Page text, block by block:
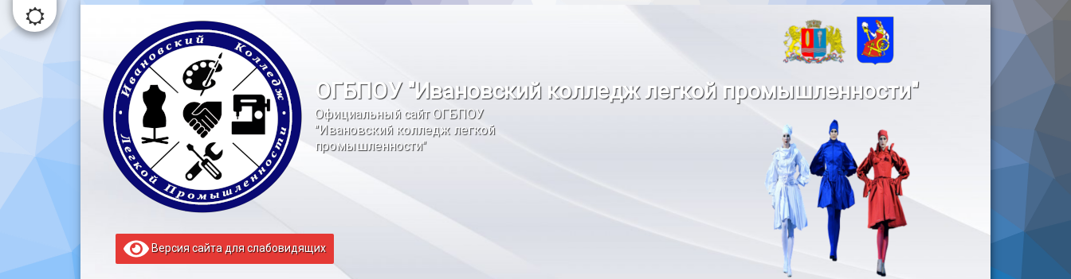
Перейти
содержимому
ОГБПОУ "Ивановский колледж легкой промышленности"
Официальный сайт ОГБПОУ
"Ивановский колледж легкой
промышленности"
Версия сайта для слабовидящих